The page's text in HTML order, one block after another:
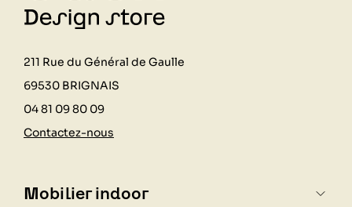
211 Rue du Général de Gaulle
69530 BRIGNAIS
04 81 09 80 09
Contactez-nous
Mobilier indoor